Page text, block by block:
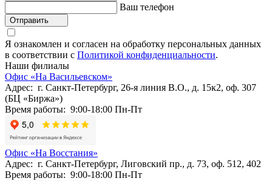
Ваш телефон
Отправить
Я ознакомлен и согласен на обработку персональных данных
в соответствии с Политикой конфиденциальности.
Наши филиалы
Офис «На Васильевском»
Адрес: г. Санкт-Петербург, 26-я линия В.О., д. 15к2, оф. 307
(БЦ «Биржа»)
Время работы: 9:00-18:00 Пн-Пт
Офис «На Восстания»
Адрес: г. Санкт-Петербург, Лиговский пр., д. 73, оф. 512, 402
Время работы: 9:00-18:00 Пн-Пт